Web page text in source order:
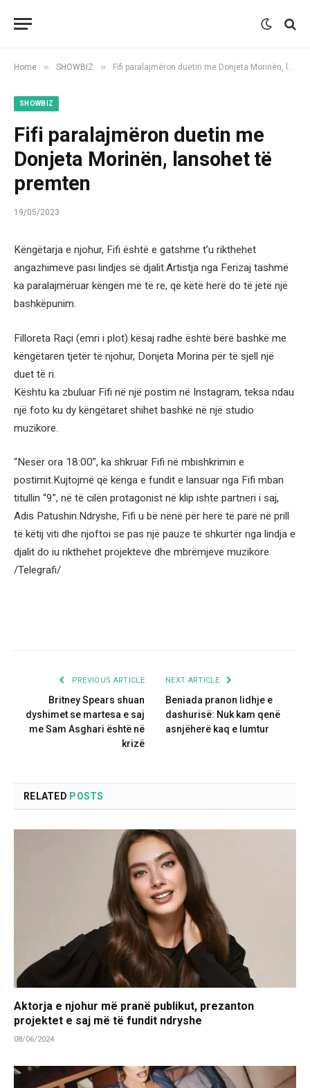
Home » SHOWBIZ » Fifi paralajmëron duetin me Donjeta Morinën, lansohet të premten
SHOWBIZ
Fifi paralajmëron duetin me
Donjeta Morinën, lansohet të
premten
19/05/2023
Këngëtarja e njohur, Fifi është e gatshme t’u rikthehet
angazhimeve pasi lindjes së djalit.Artistja nga Ferizaj tashmë
ka paralajmëruar këngën më të re, që këtë herë do të jetë një
bashkëpunim.
Filloreta Raçi (emri i plot) kësaj radhe është bërë bashkë me
këngëtaren tjetër të njohur, Donjeta Morina për të sjell një
duet të ri.
Kështu ka zbuluar Fifi në një postim në Instagram, teksa ndau
një foto ku dy këngëtaret shihet bashkë në një studio
muzikore.
“Nesër ora 18:00”, ka shkruar Fifi në mbishkrimin e
postimit.Kujtojmë që kënga e fundit e lansuar nga Fifi mban
titullin “9”, në të cilën protagonist në klip ishte partneri i saj,
Adis Patushin.Ndryshe, Fifi u bë nënë për herë të parë në prill
të këtij viti dhe njoftoi se pas një pauze të shkurtër nga lindja e
djalit do iu rikthehet projekteve dhe mbrëmjeve muzikore.
/Telegrafi/
PREVIOUS ARTICLE
Britney Spears shuan
dyshimet se martesa e saj
me Sam Asghari është në
krizë
NEXT ARTICLE
Beniada pranon lidhje e
dashurisë: Nuk kam qenë
asnjëherë kaq e lumtur
RELATED POSTS
Aktorja e njohur më pranë publikut, prezanton
projektet e saj më të fundit ndryshe
08/06/2024